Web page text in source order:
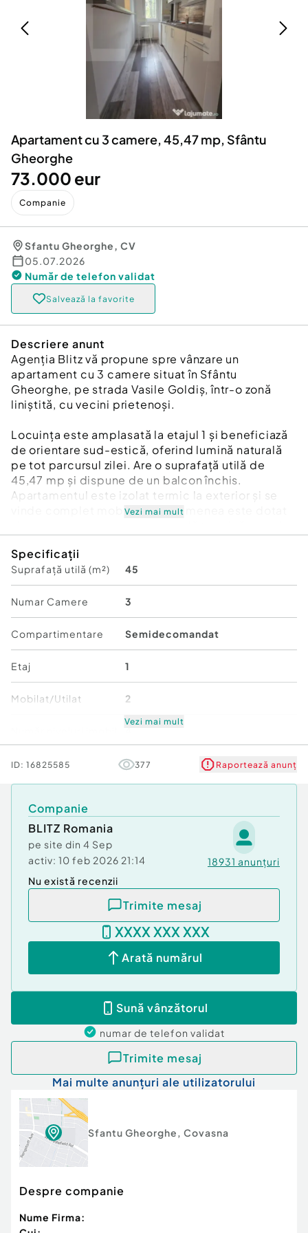
Servicii
Animale de companie
Afaceri și echipamente profesionale
Inchiriere Bunuri si Vehicule
Utilaje agricole si industriale
Piese auto si accesorii
Apartament cu 3 camere, 45,47 mp, Sfântu
Gheorghe
73.000 eur
Companie
Sfantu Gheorghe, CV
05.07.2026
Număr de telefon validat
Salvează la favorite
Descriere anunt
Agenția Blitz vă propune spre vânzare un
apartament cu 3 camere situat în Sfântu
Gheorghe, pe strada Vasile Goldiș, într-o zonă
liniștită, cu vecini prietenoși.
Locuința este amplasată la etajul 1 și beneficiază
de orientare sud-estică, oferind lumină naturală
pe tot parcursul zilei. Are o suprafață utilă de
45,47 mp și dispune de un balcon închis.
Apartamentul este izolat termic la exterior și se
vinde complet mobilat, de asemenea este dotat
confort, eficiență energetică și siguranță.
Datorită poziționării și compartimentării,
reprezintă o alegere ideală atât pentru o familie,
cât și pentru investiție, având potențial bun de
închiriere.
Pentru mai multe informații sau pentru a programa
o vizionare, vă stăm la dispoziție.
Cod ofertă / ID BLITZ: P170008
Id intern: P170008
Număr Băi:
Vezi mai mult
Specificații
Suprafață utilă (m²) 45
Numar Camere 3
Compartimentare Semidecomandat
Etaj 1
Mobilat/Utilat 2
Stare Bună
Vezi mai mult
ID: 16825585 377 Raportează anunț
Companie
BLITZ Romania
pe site din 4 Sep
activ: 10 feb 2026 21:14 18931 anunțuri
Nu există recenzii
Trimite mesaj
XXXX XXX XXX
Arată numărul
Sună vânzătorul
numar de telefon validat
Trimite mesaj
Mai multe anunțuri ale utilizatorului
Sfantu Gheorghe, Covasna
Despre companie
Nume Firma: